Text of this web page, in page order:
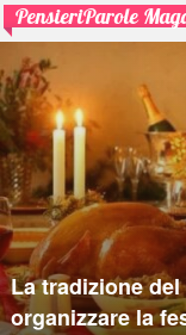
PensieriParole
La tradizione
organizzare la